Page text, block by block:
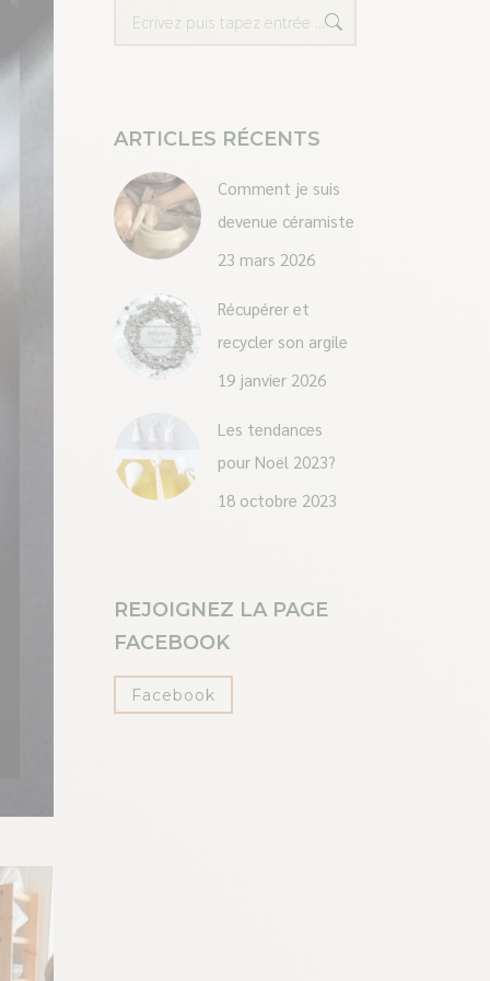
Recherche
ARTICLES RÉCENTS
Comment je suis
devenue céramiste
23 mars 2026
Récupérer et
recycler son argile
19 janvier 2026
Les tendances
pour Noël 2023?
18 octobre 2023
REJOIGNEZ LA PAGE
FACEBOOK
Facebook